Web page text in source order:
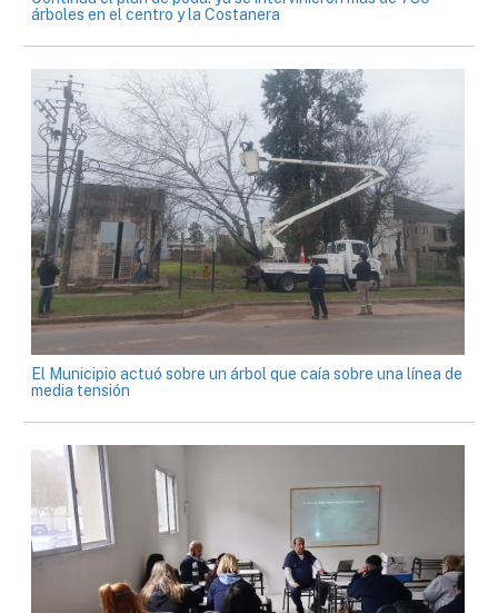
árboles en el centro y la Costanera
El Municipio actuó sobre un árbol que caía sobre una línea de
media tensión